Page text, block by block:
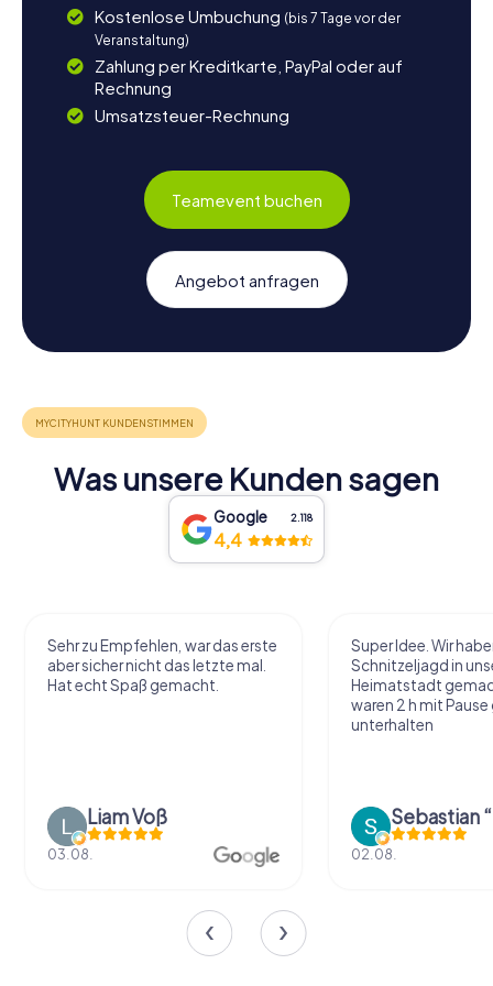
Kostenlose Umbuchung (bis 7 Tage vor der
Veranstaltung)
Zahlung per Kreditkarte, PayPal oder auf
Rechnung
Umsatzsteuer-Rechnung
Teamevent buchen
Angebot anfragen
Was unsere Kunden sagen
Google 2.118
4,4
Sehr zu Empfehlen, war das erste
aber sicher nicht das letzte mal.
Hat echt Spaß gemacht.
Liam Voß
03.08.
Super Idee. Wir
Schnitzeljagd in
Heimatstadt
waren 2 h mit
unterhalten
02.08.